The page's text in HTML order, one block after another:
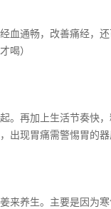
血通畅，改善痛经，
喝）
。再加上生活节奏快
现胃痛需警惕胃的器
来养生。主要是因为